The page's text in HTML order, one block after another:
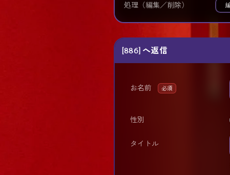
処理（編集／削除）
[886] へ返信
お名前 必須
性別
タイトル